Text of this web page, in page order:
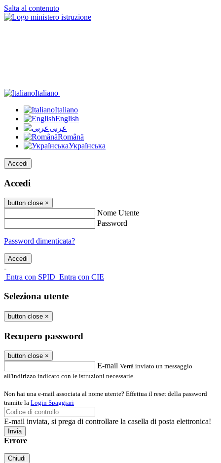
Salta al contenuto
Italiano
Italiano
English
عربى
Română
Українська
Accedi
Accedi
button close ×
Nome Utente
Password
Password dimenticata?
-
Entra con SPID Entra con CIE
Seleziona utente
button close ×
Recupero password
button close ×
E-mail Verrà inviato un messaggio
all'indirizzo indicato con le istruzioni necessarie.
Non hai una e-mail associata al nome utente? Effettua il reset della password
tramite la Login Spaggiari
E-mail inviata, si prega di controllare la casella di posta elettronica!
Errore
Chiudi